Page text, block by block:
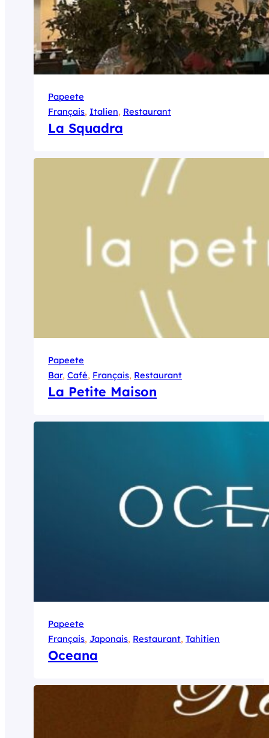
Papeete
Français, Italien, Restaurant
La Squadra
Papeete
Bar, Café, Français, Restaurant
La Petite Maison
Papeete
Français, Japonais, Restaurant, Tahitien
Oceana